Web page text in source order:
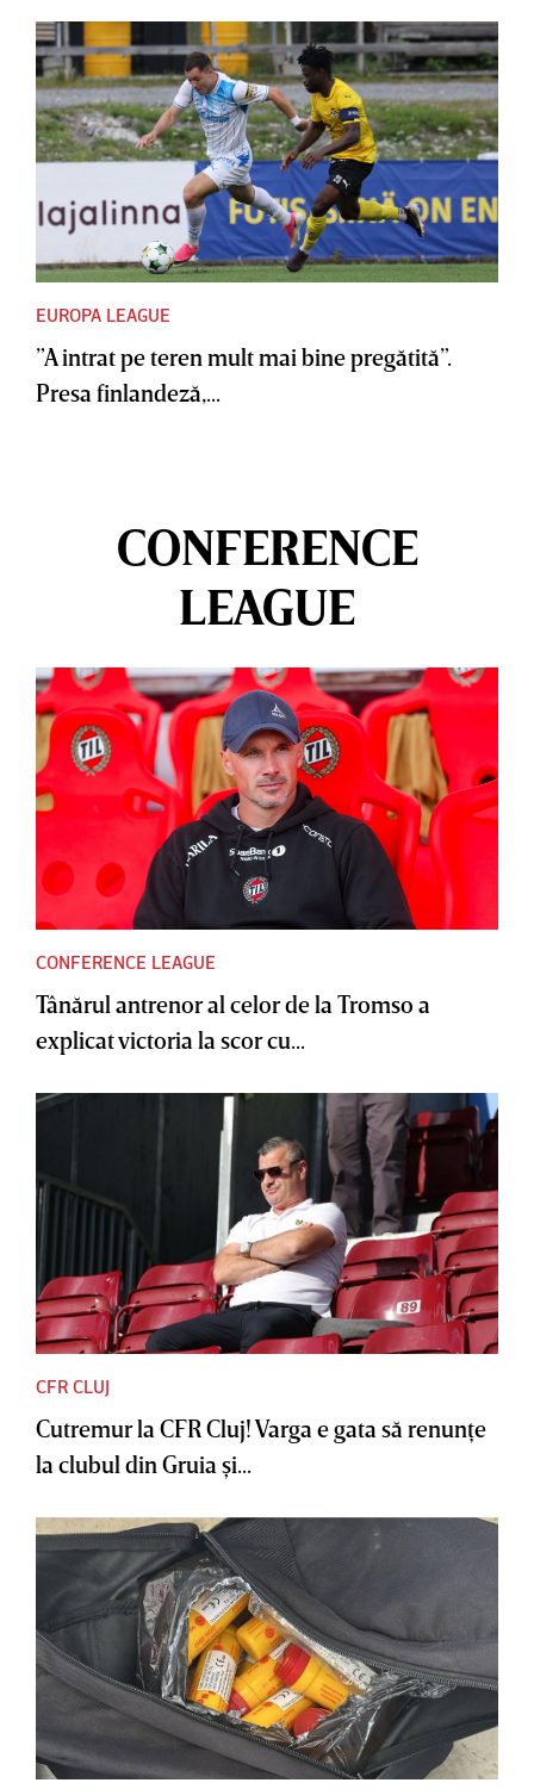
EUROPA LEAGUE
”A intrat pe teren mult mai bine pregătită”.
Presa finlandeză,...
CONFERENCE
LEAGUE
CONFERENCE LEAGUE
Tânărul antrenor al celor de la Tromso a
explicat victoria la scor cu...
CFR CLUJ
Cutremur la CFR Cluj! Varga e gata să renunţe
la clubul din Gruia şi...